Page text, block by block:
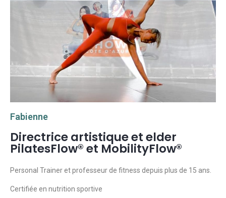
Fabienne
Directrice artistique et elder
PilatesFlow® et MobilityFlow®
Personal Trainer et professeur de fitness depuis plus de 15 ans.
Certifiée en nutrition sportive